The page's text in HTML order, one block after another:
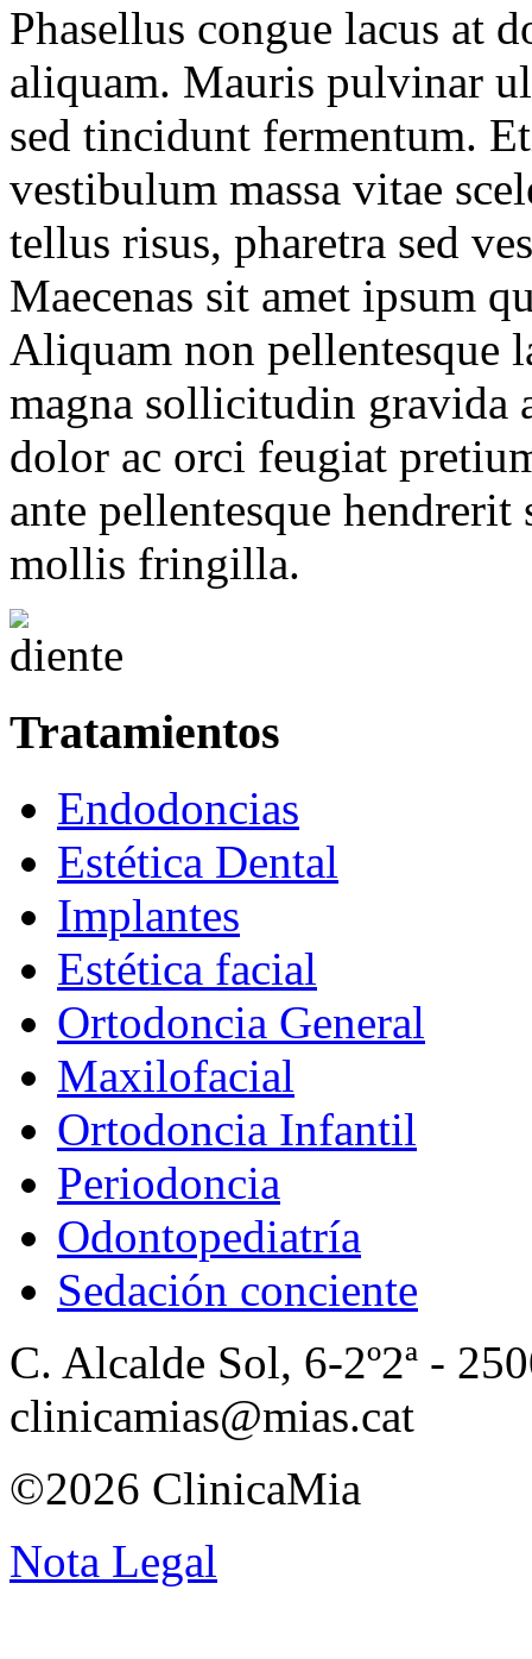
Phasellus congue lacus at
aliquam. Mauris pulvinar
sed tincidunt fermentum.
vestibulum massa vitae
tellus risus, pharetra sed
Maecenas sit amet ipsum
Aliquam non pellentesque
magna sollicitudin gravida
dolor ac orci feugiat
ante pellentesque
mollis fringilla.
Tratamientos
Endodoncias
Estética Dental
Implantes
Estética facial
Ortodoncia General
Maxilofacial
Ortodoncia Infantil
Periodoncia
Odontopediatría
Sedación conciente
C. Alcalde Sol, 6-2º2ª -
clinicamias@mias.cat
©2026 ClinicaMia
Nota Legal